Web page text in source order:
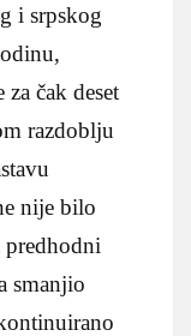
i srpskog
čak deset
razdoblju
nije bilo
predhodni
smanjio